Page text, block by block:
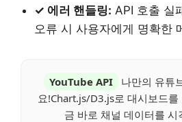
✓ 에러 핸들링: API 호출 실
오류 시 사용자에게 명확한
YouTube API
나만의 유튜
요!Chart.js/D3.js로 대시보드를
금 바로 채널 데이터를 시